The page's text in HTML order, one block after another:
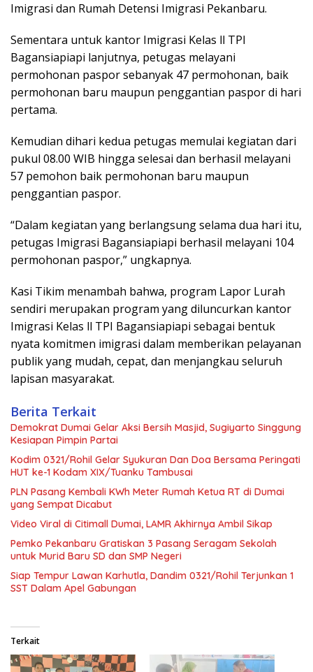
Imigrasi dan Rumah Detensi Imigrasi Pekanbaru.
Sementara untuk kantor Imigrasi Kelas ll TPI
Bagansiapiapi lanjutnya, petugas melayani
permohonan paspor sebanyak 47 permohonan, baik
permohonan baru maupun penggantian paspor di hari
pertama.
Kemudian dihari kedua petugas memulai kegiatan dari
pukul 08.00 WIB hingga selesai dan berhasil melayani
57 pemohon baik permohonan baru maupun
penggantian paspor.
“Dalam kegiatan yang berlangsung selama dua hari itu,
petugas Imigrasi Bagansiapiapi berhasil melayani 104
permohonan paspor,” ungkapnya.
Kasi Tikim menambah bahwa, program Lapor Lurah
sendiri merupakan program yang diluncurkan kantor
Imigrasi Kelas ll TPI Bagansiapiapi sebagai bentuk
nyata komitmen imigrasi dalam memberikan pelayanan
publik yang mudah, cepat, dan menjangkau seluruh
lapisan masyarakat.
Berita Terkait
Demokrat Dumai Gelar Aksi Bersih Masjid, Sugiyarto Singgung
Kesiapan Pimpin Partai
Kodim 0321/Rohil Gelar Syukuran Dan Doa Bersama Peringati
HUT ke-1 Kodam XIX/Tuanku Tambusai
PLN Pasang Kembali KWh Meter Rumah Ketua RT di Dumai
yang Sempat Dicabut
Video Viral di Citimall Dumai, LAMR Akhirnya Ambil Sikap
Pemko Pekanbaru Gratiskan 3 Pasang Seragam Sekolah
untuk Murid Baru SD dan SMP Negeri
Siap Tempur Lawan Karhutla, Dandim 0321/Rohil Terjunkan 1
SST Dalam Apel Gabungan
Terkait